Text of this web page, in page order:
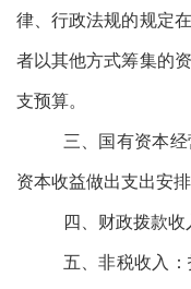
律、行政法规的规定
者以其他方式筹集的
支预算。
三、国有资本
资本收益做出支出安排
四、财政拨款收
五、非税收入：